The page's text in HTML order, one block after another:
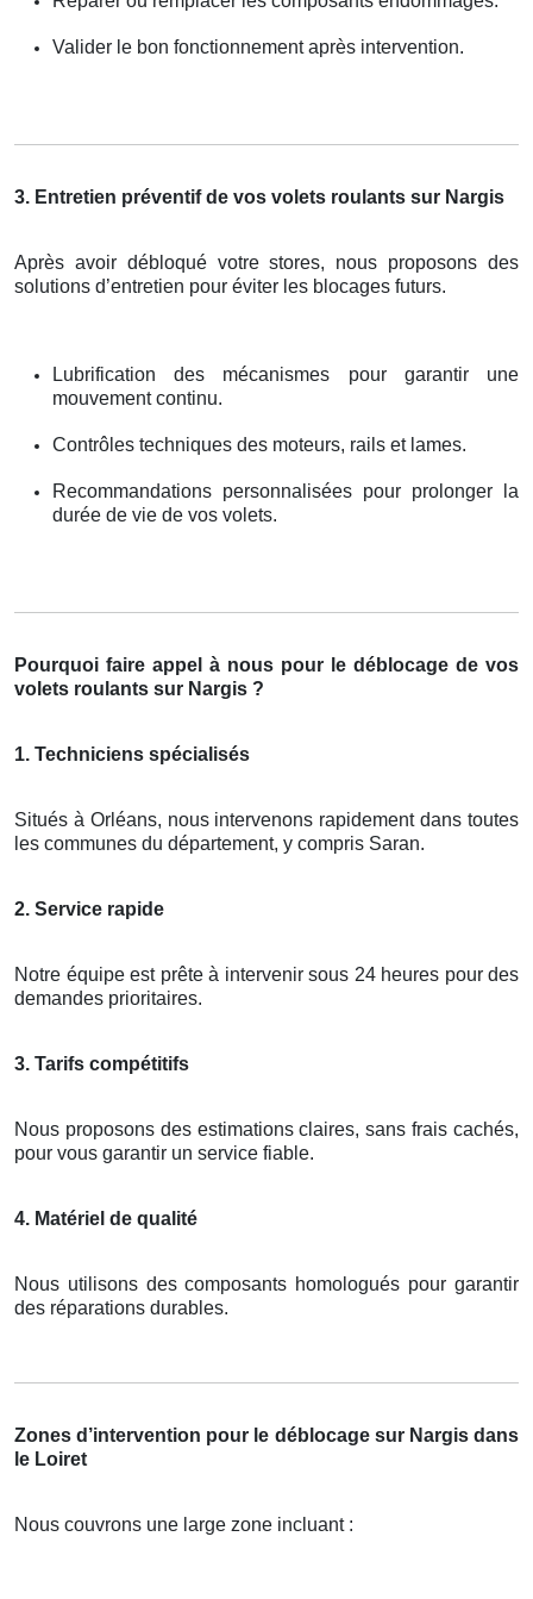
Valider le bon fonctionnement après intervention.
3. Entretien préventif de vos volets roulants sur Nargis
Après avoir débloqué votre stores, nous proposons des
solutions d’entretien pour éviter les blocages futurs.
Lubrification des mécanismes pour garantir une
mouvement continu.
Contrôles techniques des moteurs, rails et lames.
Recommandations personnalisées pour prolonger la
durée de vie de vos volets.
Pourquoi faire appel à nous pour le déblocage de vos
volets roulants sur Nargis ?
1. Techniciens spécialisés
Situés à Orléans, nous intervenons rapidement dans toutes
les communes du département, y compris Saran.
2. Service rapide
Notre équipe est prête à intervenir sous 24 heures pour des
demandes prioritaires.
3. Tarifs compétitifs
Nous proposons des estimations claires, sans frais cachés,
pour vous garantir un service fiable.
4. Matériel de qualité
Nous utilisons des composants homologués pour garantir
des réparations durables.
Zones d’intervention pour le déblocage sur Nargis dans
le Loiret
Nous couvrons une large zone incluant :